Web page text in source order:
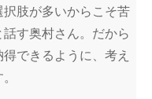
肢が多いからこそ苦
す奥村さん。だから
できるように、考え